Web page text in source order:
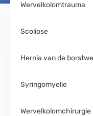
Wervelkolomtrauma
Scoliose
Hernia van de
Syringomyelie
Wervelkolomchirurgie